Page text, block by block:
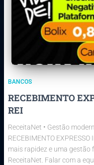
BANCOS
RECEBIMENTO
REI
ReceitaNet • Gestão
RECEBIMENTO
mais rapidez e uma
ReceitaNet. Falar com a